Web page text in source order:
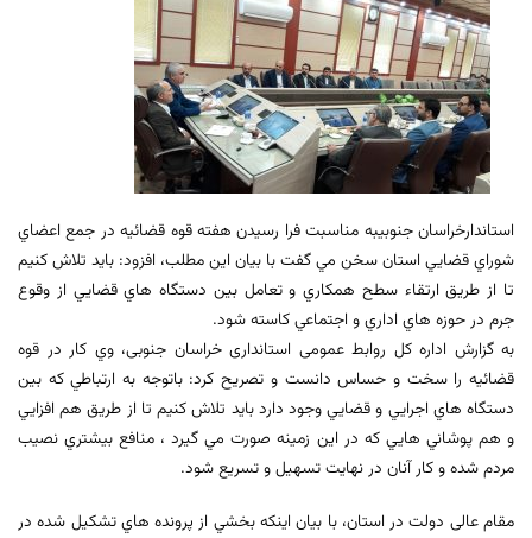
استاندارخراسان جنوبیبه مناسبت فرا رسیدن هفته قوه قضائیه در جمع اعضاي
شوراي قضايي استان سخن مي گفت با بيان اين مطلب، افزود: بايد تلاش کنيم
تا از طريق ارتقاء سطح همکاري و تعامل بين دستگاه هاي قضايي از وقوع
جرم در حوزه هاي اداري و اجتماعي كاسته شود.
به گزارش اداره کل روابط عمومی استانداری خراسان جنوبی، وي کار در قوه
قضائيه را سخت و حساس دانست و تصريح کرد: باتوجه به ارتباطي كه بين
دستگاه هاي اجرايي و قضايي وجود دارد بايد تلاش كنيم تا از طريق هم افزايي
و هم پوشاني هايي كه در اين زمينه صورت مي گيرد ، منافع بيشتري نصيب
مردم شده و كار آنان در نهايت تسهيل و تسريع شود.
مقام عالی دولت در استان، با بیان اینکه بخشي از پرونده هاي تشکيل شده در